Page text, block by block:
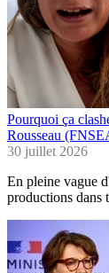
Pourquoi ça
Rousseau
30 juillet 2026
En pleine vague
productions